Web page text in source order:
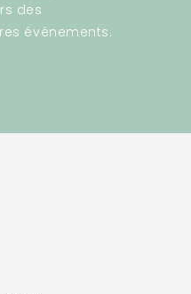
des
événements.